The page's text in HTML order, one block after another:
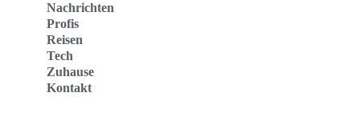
Nachrichten
Profis
Reisen
Tech
Zuhause
Kontakt